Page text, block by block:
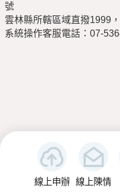
線上申辦 線上陳情
號
雲林縣所轄區域直撥1999
系統操作客服電話：07-